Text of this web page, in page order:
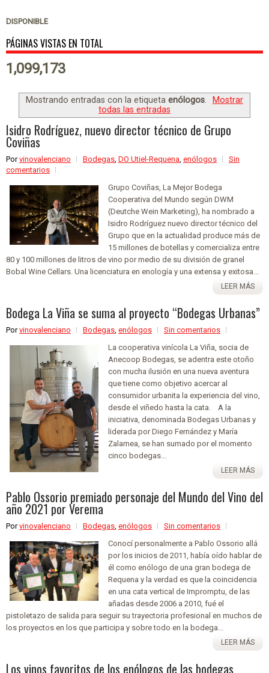
DISPONIBLE
PÁGINAS VISTAS EN TOTAL
1,099,173
Mostrando entradas con la etiquetaenólogos
Mostrar
todas las entradas
Isidro Rodríguez, nuevo director técnico de Grupo
Coviñas
Porvinovalenciano Bodegas, DO Utiel-Requena, enólogos
Sin
comentarios
Grupo Coviñas, La Mejor Bodega
Cooperativa del Mundo según DWM
(Deutche Wein Marketing), ha nombrado a
Isidro Rodríguez nuevo director técnico del
Grupo que en la actualidad produce más de
15 millones de botellas y comercializa entre
80 y 100 millones de litros de vino por medio de su división de granel
Bobal Wine Cellars. Una licenciatura en enología y una extensa y exitosa...
LEER MÁS
Bodega La Viña se suma al proyecto “Bodegas Urbanas”
Porvinovalenciano Bodegas, enólogos
Sin comentarios
La cooperativa vinícola La Viña, socia de
Anecoop Bodegas, se adentra este otoño
con mucha ilusión en una nueva aventura
que tiene como objetivo acercar al
consumidor urbanita la experiencia del vino,
desde el viñedo hasta la cata. A la
iniciativa, denominada Bodegas Urbanas y
liderada por Diego Fernández y María
Zalamea, se han sumado por el momento
cinco bodegas...
LEER MÁS
Pablo Ossorio premiado personaje del Mundo del Vino del
año 2021 por Verema
Porvinovalenciano Bodegas, enólogos
Sin comentarios
Conocí personalmente a Pablo Ossorio allá
por los inicios de 2011, había oído hablar de
él como enólogo de una gran bodega de
Requena y la verdad es que la coincidencia
en una cata vertical de Impromptu, de las
añadas desde 2006 a 2010, fué el
pistoletazo de salida para seguir su trayectoria profesional en muchos de
los proyectos en los que participa y sobre todo en la bodega...
LEER MÁS
Los vinos favoritos de los enólogos de las bodegas